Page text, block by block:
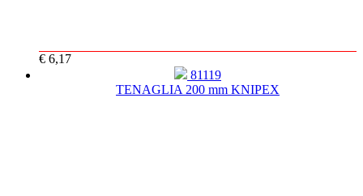
€ 6,17
81119
TENAGLIA 200 mm KNIPEX